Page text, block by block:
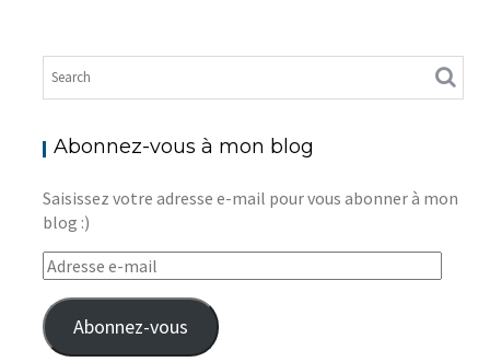
Abonnez-vous à mon blog
Saisissez votre adresse e-mail pour vous abonner à mon
blog :)
Adresse
e-
mail
Abonnez-vous